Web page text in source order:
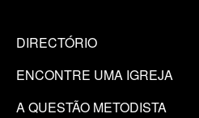
DIRECTÓRIO
ENCONTRE UMA IGREJA
A QUESTÃO METODISTA